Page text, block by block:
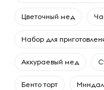
Цветочный мед
Набор для
Аккураевый мед
Бенто торт